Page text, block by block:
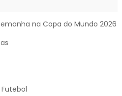
na Copa do Mundo 2026